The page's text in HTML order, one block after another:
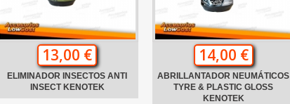
13,00 €
ELIMINADOR INSECTOS ANTI
INSECT KENOTEK
14,00 €
ABRILLANTADOR NEUMÁTICOS
TYRE & PLASTIC GLOSS
KENOTEK